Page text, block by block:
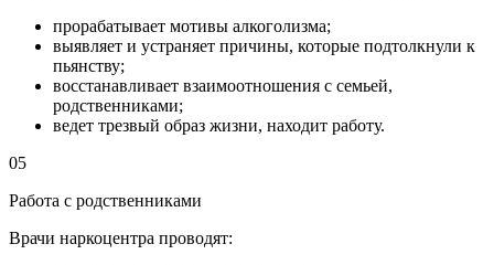
прорабатывает мотивы алкоголизма;
выявляет и устраняет причины, которые подтолкнули к
пьянству;
восстанавливает взаимоотношения с семьей,
родственниками;
ведет трезвый образ жизни, находит работу.
05
Работа с родственниками
Врачи наркоцентра проводят: